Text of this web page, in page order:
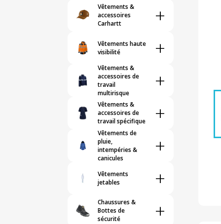
Vêtements &
accessoires
Carhartt
+
Vêtements haute
visibilité
+
Vêtements &
accessoires de
travail
multirisque
+
Vêtements &
accessoires de
travail spécifique
+
Vêtements de
pluie,
intempéries &
canicules
+
Vêtements
jetables
+
Chaussures &
Bottes de
sécurité
+